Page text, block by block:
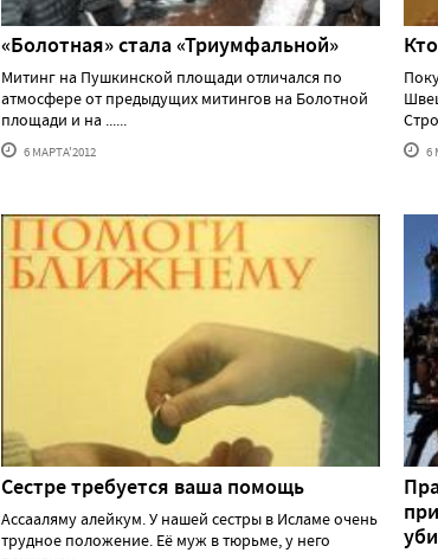
«Болотная» стала «Триумфальной»
Митинг на Пушкинской площади отличался по
атмосфере от предыдущих митингов на Болотной
площади и на ......
6 МАРТА'2012 6
Сестре требуется ваша помощь
Ассааляму алейкум. У нашей сестры в Исламе очень
трудное положение. Её муж в тюрьме, у него